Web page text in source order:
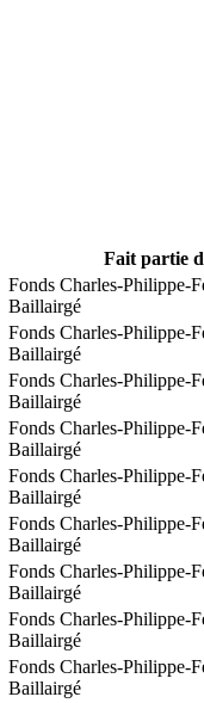
Fait partie
Fonds Charles-Philippe-
Baillairgé
Fonds Charles-Philippe-
Baillairgé
Fonds Charles-Philippe-
Baillairgé
Fonds Charles-Philippe-
Baillairgé
Fonds Charles-Philippe-
Baillairgé
Fonds Charles-Philippe-
Baillairgé
Fonds Charles-Philippe-
Baillairgé
Fonds Charles-Philippe-
Baillairgé
Fonds Charles-Philippe-
Baillairgé